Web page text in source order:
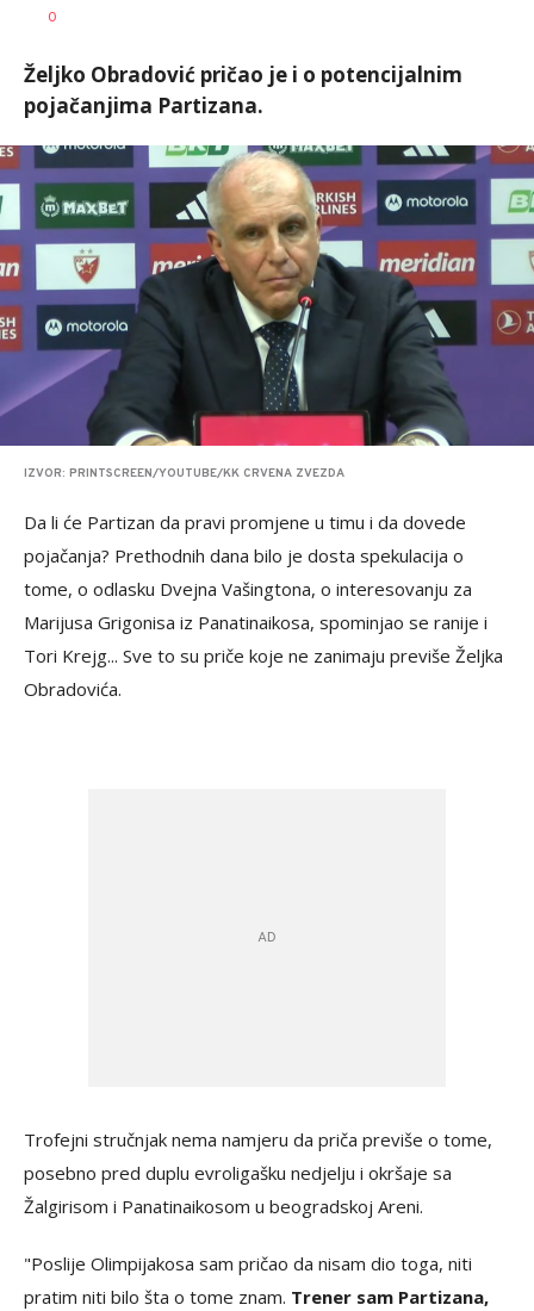
AUTOR
0
Željko Obradović pričao je i o potencijalnim
pojačanjima Partizana.
IZVOR: PRINTSCREEN/YOUTUBE/KK CRVENA ZVEZDA
Da li će Partizan da pravi promjene u timu i da dovede
pojačanja? Prethodnih dana bilo je dosta spekulacija o
tome, o odlasku Dvejna Vašingtona, o interesovanju za
Marijusa Grigonisa iz Panatinaikosa, spominjao se ranije i
Tori Krejg... Sve to su priče koje ne zanimaju previše Željka
Obradovića.
Trofejni stručnjak nema namjeru da priča previše o tome,
posebno pred duplu evroligašku nedjelju i okršaje sa
Žalgirisom i Panatinaikosom u beogradskoj Areni.
"Poslije Olimpijakosa sam pričao da nisam dio toga, niti
pratim niti bilo šta o tome znam. Trener sam Partizana,